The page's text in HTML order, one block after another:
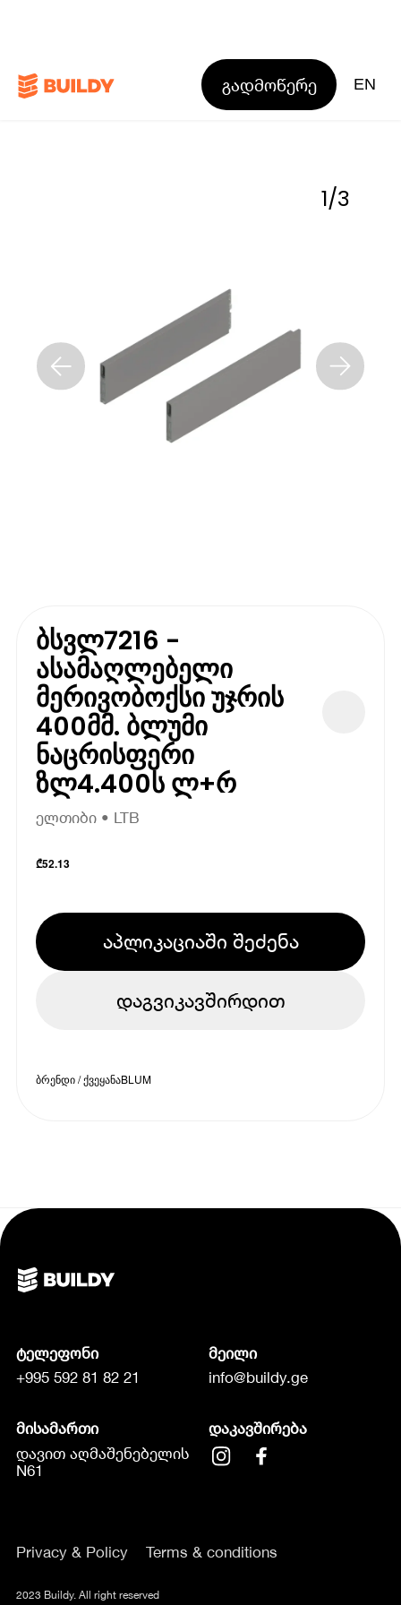
გადმოწერე EN
1/3
ბსვლ7216 -
ასამაღლებელი
მერივობოქსი უჯრის
400მმ. ბლუმი
ნაცრისფერი
ზლ4.400ს ლ+რ
ელთიბი • LTB
₾52.13
აპლიკაციაში შეძენა
დაგვიკავშირდით
ბრენდი / ქვეყანაBLUM
ტელეფონი
+995 592 81 82 21
მეილი
info@buildy.ge
მისამართი
დავით აღმაშენებელის
N61
დაკავშირება
Privacy & Policy Terms & conditions
2023 Buildy. All right reserved